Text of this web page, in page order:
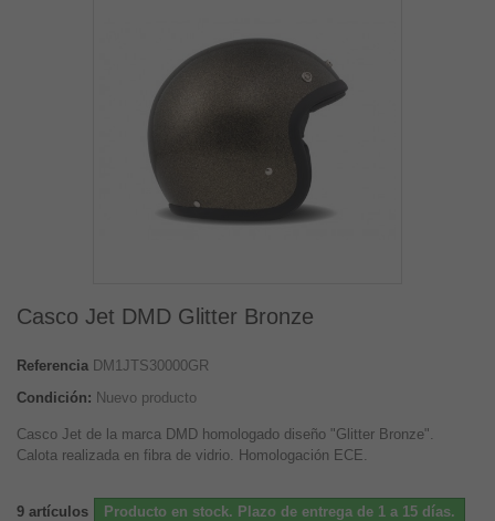
Casco Jet DMD Glitter Bronze
Referencia DM1JTS30000GR
Condición: Nuevo producto
Casco Jet de la marca DMD homologado diseño "Glitter Bronze".
Calota realizada en fibra de vidrio. Homologación ECE.
9 artículos Producto en stock. Plazo de entrega de 1 a 15 días.